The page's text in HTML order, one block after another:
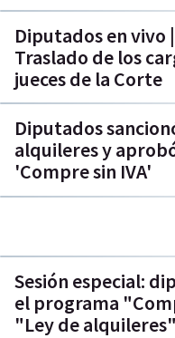
Diputados en vivo
Traslado de los
jueces de la Corte
Diputados
alquileres y
'Compre sin IVA'
Sesión especial:
el programa
"Ley de alquileres"